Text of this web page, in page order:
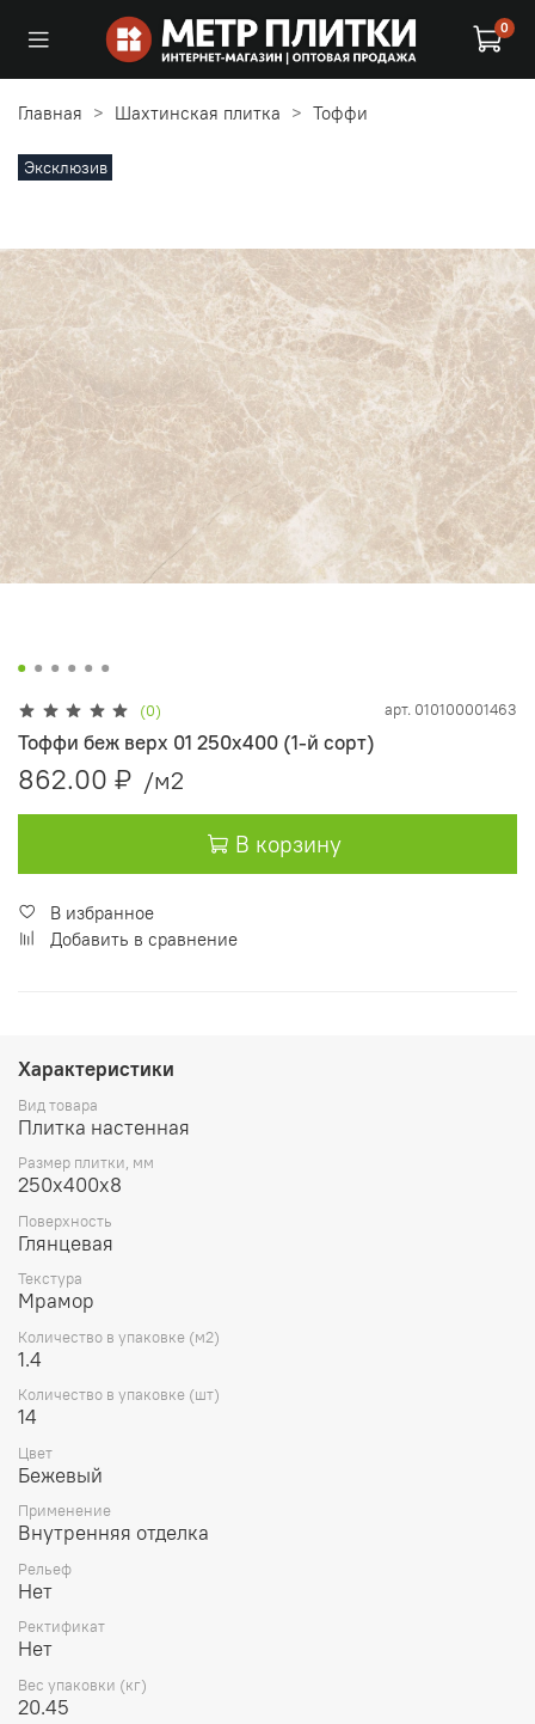
0
Главная Шахтинская плитка Тоффи
Эксклюзив
(0) арт. 010100001463
Тоффи беж верх 01 250х400 (1-й сорт)
862.00 ₽ /м2
В корзину
В избранное
Добавить в сравнение
Характеристики
Вид товара
Плитка настенная
Размер плитки, мм
250х400х8
Поверхность
Глянцевая
Текстура
Мрамор
Количество в упаковке (м2)
1.4
Количество в упаковке (шт)
14
Цвет
Бежевый
Применение
Внутренняя отделка
Рельеф
Нет
Ректификат
Нет
Вес упаковки (кг)
20.45